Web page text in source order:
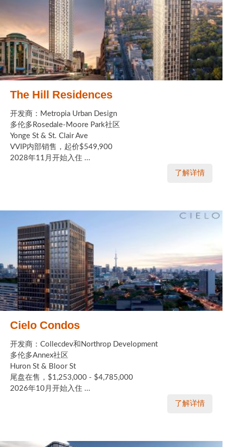
The Hill Residences
开发商：Metropia Urban Design
多伦多Rosedale-Moore Park社区
Yonge St & St. Clair Ave
VVIP内部销售，起价$549,900
2028年11月开始入住 ...
了解详情
Cielo Condos
开发商：Collecdev和Northrop Development
多伦多Annex社区
Huron St & Bloor St
尾盘在售，$1,253,000 - $4,785,000
2026年10月开始入住 ...
了解详情